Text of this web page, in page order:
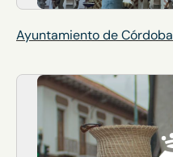
Ayuntamiento de Córdoba